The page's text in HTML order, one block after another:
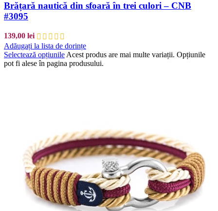
Brățară nautică din sfoară în trei culori – CNB
#3095
139,00 lei
Adăugați la lista de dorințe
Selectează opțiunile Acest produs are mai multe variații. Opțiunile
pot fi alese în pagina produsului.